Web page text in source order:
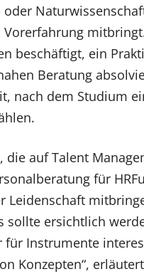
oder
beschäftigt, ein
Beratung
nach dem Studium
auf Talent
für
Leidenschaft
sollte ersichtlich
Instrumente
Konzepten“,